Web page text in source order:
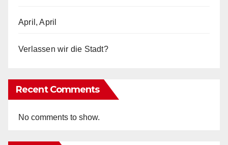
April, April
Verlassen wir die Stadt?
Recent Comments
No comments to show.